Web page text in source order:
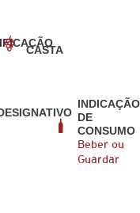
CASTA
INDICAÇÃO
DE
CONSUMO
Beber ou
Guardar